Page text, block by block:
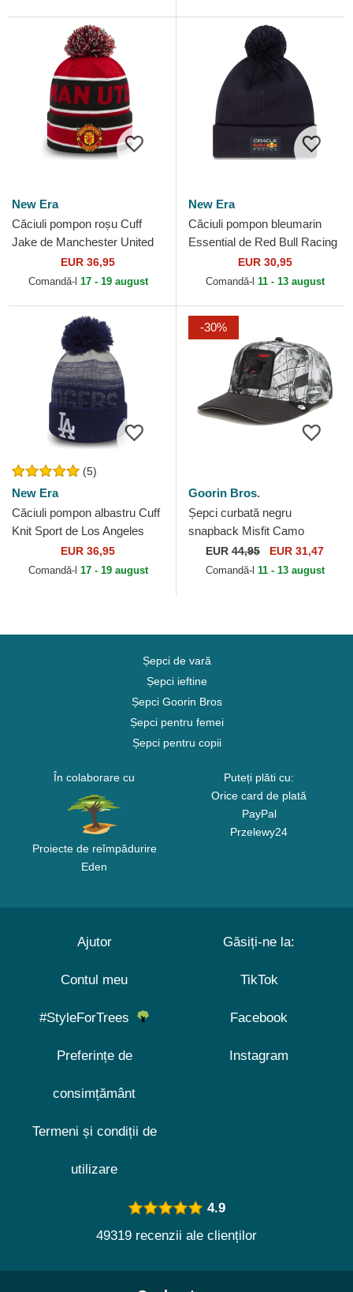
New Era
Căciuli pompon roșu Cuff
Jake de Manchester United
Football Club Premier League
de New Era
EUR 36,95
Comandă-l 17 - 19 august
New Era
Căciuli pompon bleumarin
Essential de Red Bull Racing
Formula 1 de New Era
EUR 30,95
Comandă-l 11 - 13 august
(5)
New Era
Căciuli pompon albastru Cuff
Knit Sport de Los Angeles
Dodgers MLB de New Era
EUR 36,95
Comandă-l 17 - 19 august
-30%
Goorin Bros.
Șepci curbată negru
snapback Misfit Camo
Desaturated Camo The Farm
Goorin Bros.
EUR 44,95 EUR 31,47
Comandă-l 11 - 13 august
Șepci de vară
Șepci ieftine
Șepci Goorin Bros
Șepci pentru femei
Șepci pentru copii
În colaborare cu
Proiecte de reîmpădurire
Eden
Puteți plăti cu:
Orice card de plată
PayPal
Przelewy24
Ajutor
Contul meu
#StyleForTrees
Preferințe de
consimțământ
Termeni și condiții de
utilizare
Găsiți-ne la:
TikTok
Facebook
Instagram
4.9
49319 recenzii ale clienților